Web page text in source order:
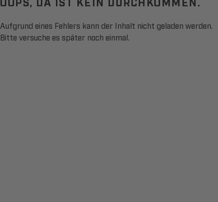
Aufgrund eines Fehlers kann der Inhalt nicht geladen werden.
Bitte versuche es später noch einmal.